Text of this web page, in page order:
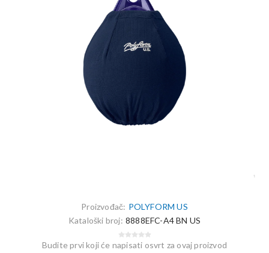
Proizvođač: POLYFORM US
Kataloški broj: 8888EFC-A4 BN US
Budite prvi koji će napisati osvrt za ovaj proizvod